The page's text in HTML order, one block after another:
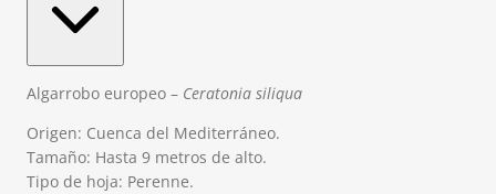
Algarrobo europeo – Ceratonia siliqua
Origen: Cuenca del Mediterráneo.
Tamaño: Hasta 9 metros de alto.
Tipo de hoja: Perenne.